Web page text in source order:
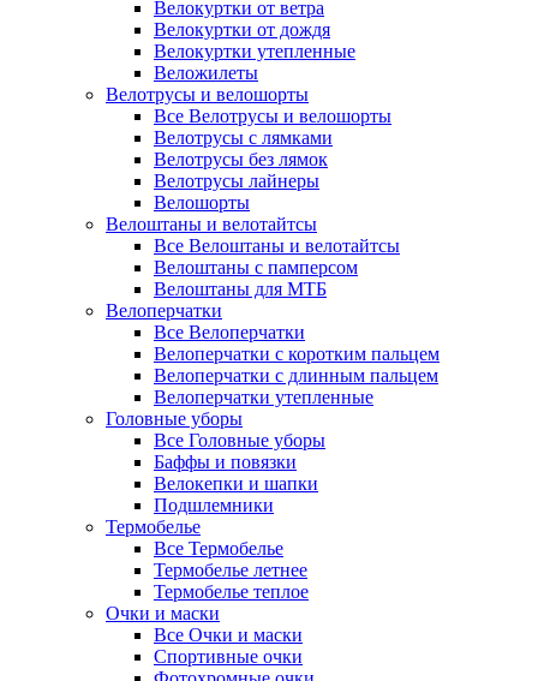
Велокуртки от ветра
Велокуртки от дождя
Велокуртки утепленные
Веложилеты
Велотрусы и велошорты
Все Велотрусы и велошорты
Велотрусы с лямками
Велотрусы без лямок
Велотрусы лайнеры
Велошорты
Велоштаны и велотайтсы
Все Велоштаны и велотайтсы
Велоштаны с памперсом
Велоштаны для МТБ
Велоперчатки
Все Велоперчатки
Велоперчатки с коротким пальцем
Велоперчатки с длинным пальцем
Велоперчатки утепленные
Головные уборы
Все Головные уборы
Баффы и повязки
Велокепки и шапки
Подшлемники
Термобелье
Все Термобелье
Термобелье летнее
Термобелье теплое
Очки и маски
Все Очки и маски
Спортивные очки